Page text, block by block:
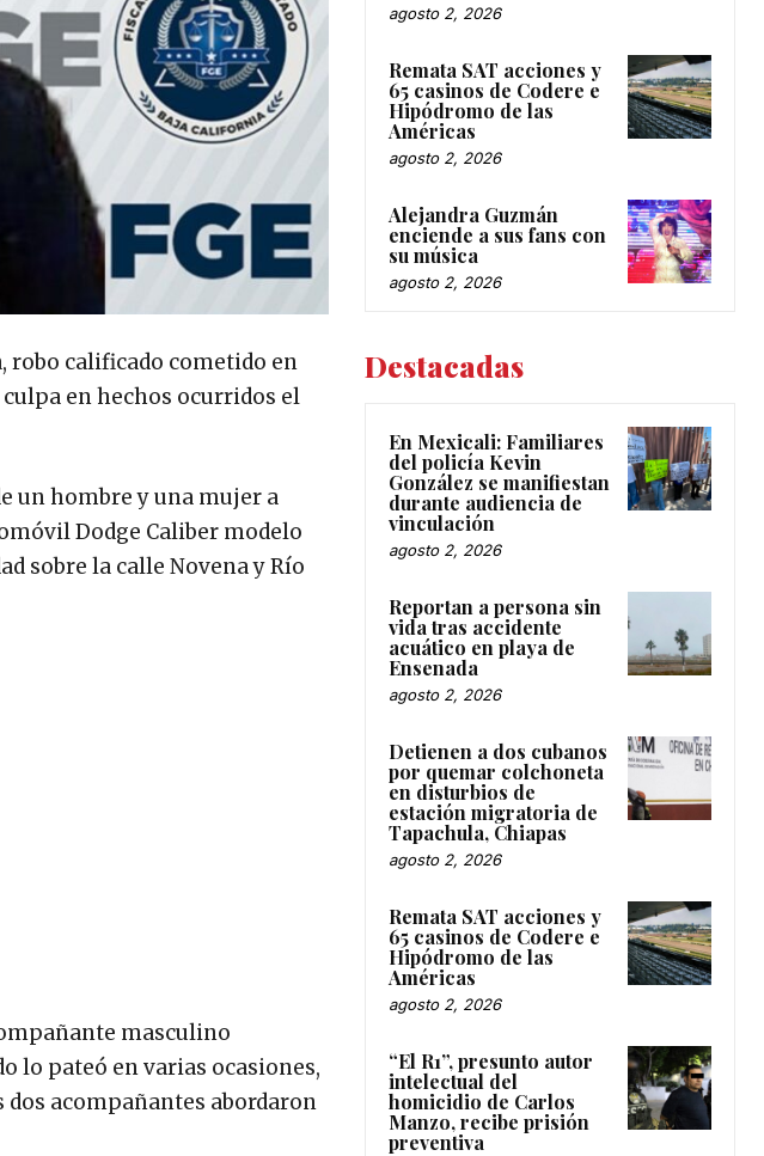
robo calificado cometido en
en hechos ocurridos el
un hombre y una mujer a
Dodge Caliber modelo
sobre la calle Novena y Río
masculino
lo pateó en varias ocasiones,
acompañantes abordaron
agosto 2, 2026
Remata SAT acciones y
65 casinos de Codere e
Hipódromo de las
Américas
agosto 2, 2026
Alejandra Guzmán
enciende a sus fans con
su música
agosto 2, 2026
Destacadas
En Mexicali: Familiares
del policía Kevin
González se manifiestan
durante audiencia de
vinculación
agosto 2, 2026
Reportan a persona sin
vida tras accidente
acuático en playa de
Ensenada
agosto 2, 2026
Detienen a dos cubanos
por quemar colchoneta
en disturbios de
estación migratoria de
Tapachula, Chiapas
agosto 2, 2026
Remata SAT acciones y
65 casinos de Codere e
Hipódromo de las
Américas
agosto 2, 2026
“El R1”, presunto autor
intelectual del
homicidio de Carlos
Manzo, recibe prisión
preventiva